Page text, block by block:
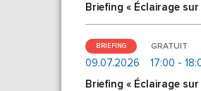
Briefing « Éclairage sur
BRIEFING GRATUIT
09.07.2026
17:00 -
Briefing « Éclairage sur